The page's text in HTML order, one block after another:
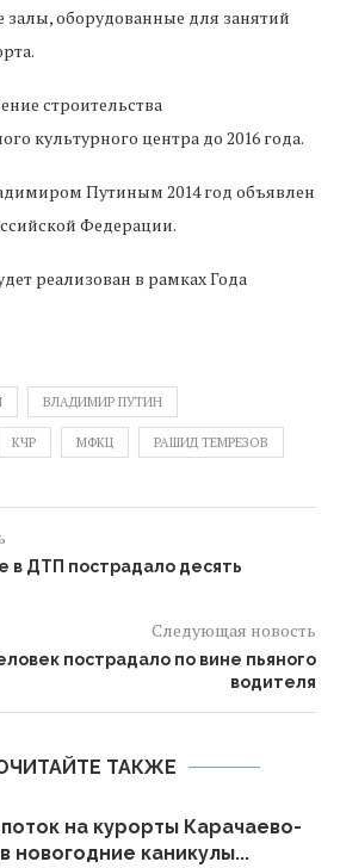
залы, оборудованные для занятий
строительства
культурного центра до 2016 года.
Путиным 2014 год объявлен
Федерации.
реализован в рамках Года
ВЛАДИМИР ПУТИН
КЧР МФКЦ РАШИД ТЕМРЕЗОВ
в ДТП пострадало десять
Следующая новость
пострадало по вине пьяного
водителя
ТАКЖЕ
на курорты Карачаево-
новогодние каникулы...